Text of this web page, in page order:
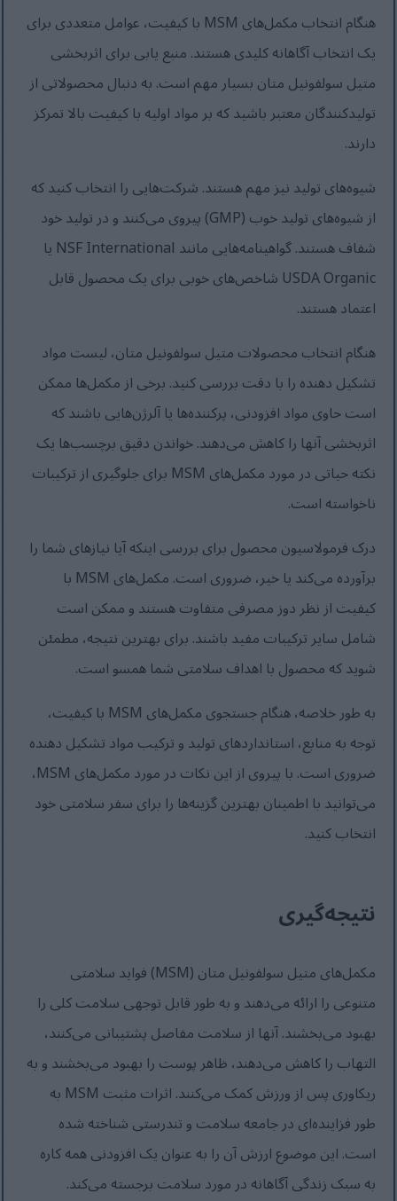
هنگام انتخاب مکمل‌های MSM با کیفیت، عوامل متعددی برای
یک انتخاب آگاهانه کلیدی هستند. منبع یابی برای اثربخشی
متیل سولفونیل متان بسیار مهم است. به دنبال محصولاتی از
تولیدکنندگان معتبر باشید که بر مواد اولیه با کیفیت بالا تمرکز
دارند.
شیوه‌های تولید نیز مهم هستند. شرکت‌هایی را انتخاب کنید که
از شیوه‌های تولید خوب (GMP) پیروی می‌کنند و در تولید خود
شفاف هستند. گواهینامه‌هایی مانند NSF International یا
USDA Organic شاخص‌های خوبی برای یک محصول قابل
اعتماد هستند.
هنگام انتخاب محصولات متیل سولفونیل متان، لیست مواد
تشکیل دهنده را با دقت بررسی کنید. برخی از مکمل‌ها ممکن
است حاوی مواد افزودنی، پرکننده‌ها یا آلرژن‌هایی باشند که
اثربخشی آنها را کاهش می‌دهند. خواندن دقیق برچسب‌ها یک
نکته حیاتی در مورد مکمل‌های MSM برای جلوگیری از ترکیبات
ناخواسته است.
درک فرمولاسیون محصول برای بررسی اینکه آیا نیازهای شما را
برآورده می‌کند یا خیر، ضروری است. مکمل‌های MSM با
کیفیت از نظر دوز مصرفی متفاوت هستند و ممکن است
شامل سایر ترکیبات مفید باشند. برای بهترین نتیجه، مطمئن
شوید که محصول با اهداف سلامتی شما همسو است.
به طور خلاصه، هنگام جستجوی مکمل‌های MSM با کیفیت،
توجه به منابع، استانداردهای تولید و ترکیب مواد تشکیل دهنده
ضروری است. با پیروی از این نکات در مورد مکمل‌های MSM،
می‌توانید با اطمینان بهترین گزینه‌ها را برای سفر سلامتی خود
انتخاب کنید.
نتیجه‌گیری
مکمل‌های متیل سولفونیل متان (MSM) فواید سلامتی
متنوعی را ارائه می‌دهند و به طور قابل توجهی سلامت کلی را
بهبود می‌بخشند. آنها از سلامت مفاصل پشتیبانی می‌کنند،
التهاب را کاهش می‌دهند، ظاهر پوست را بهبود می‌بخشند و به
ریکاوری پس از ورزش کمک می‌کنند. اثرات مثبت MSM به
طور فزاینده‌ای در جامعه سلامت و تندرستی شناخته شده
است. این موضوع ارزش آن را به عنوان یک افزودنی همه کاره
به سبک زندگی آگاهانه در مورد سلامت برجسته می‌کند.